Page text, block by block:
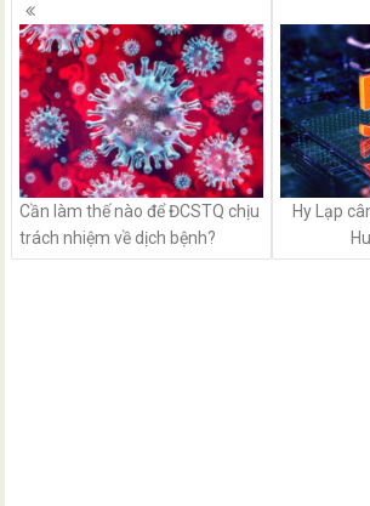
navigation
Cần làm thế nào để ĐCSTQ chịu
trách nhiệm về dịch bệnh?
Hy Lạp